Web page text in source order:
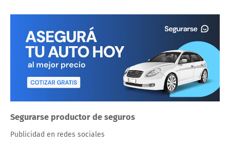
Segurarse productor de seguros
Publicidad en redes sociales